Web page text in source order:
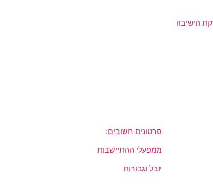
סרטונים חשובים:
ממפעלי ההתיישבות
יובל וגבורות